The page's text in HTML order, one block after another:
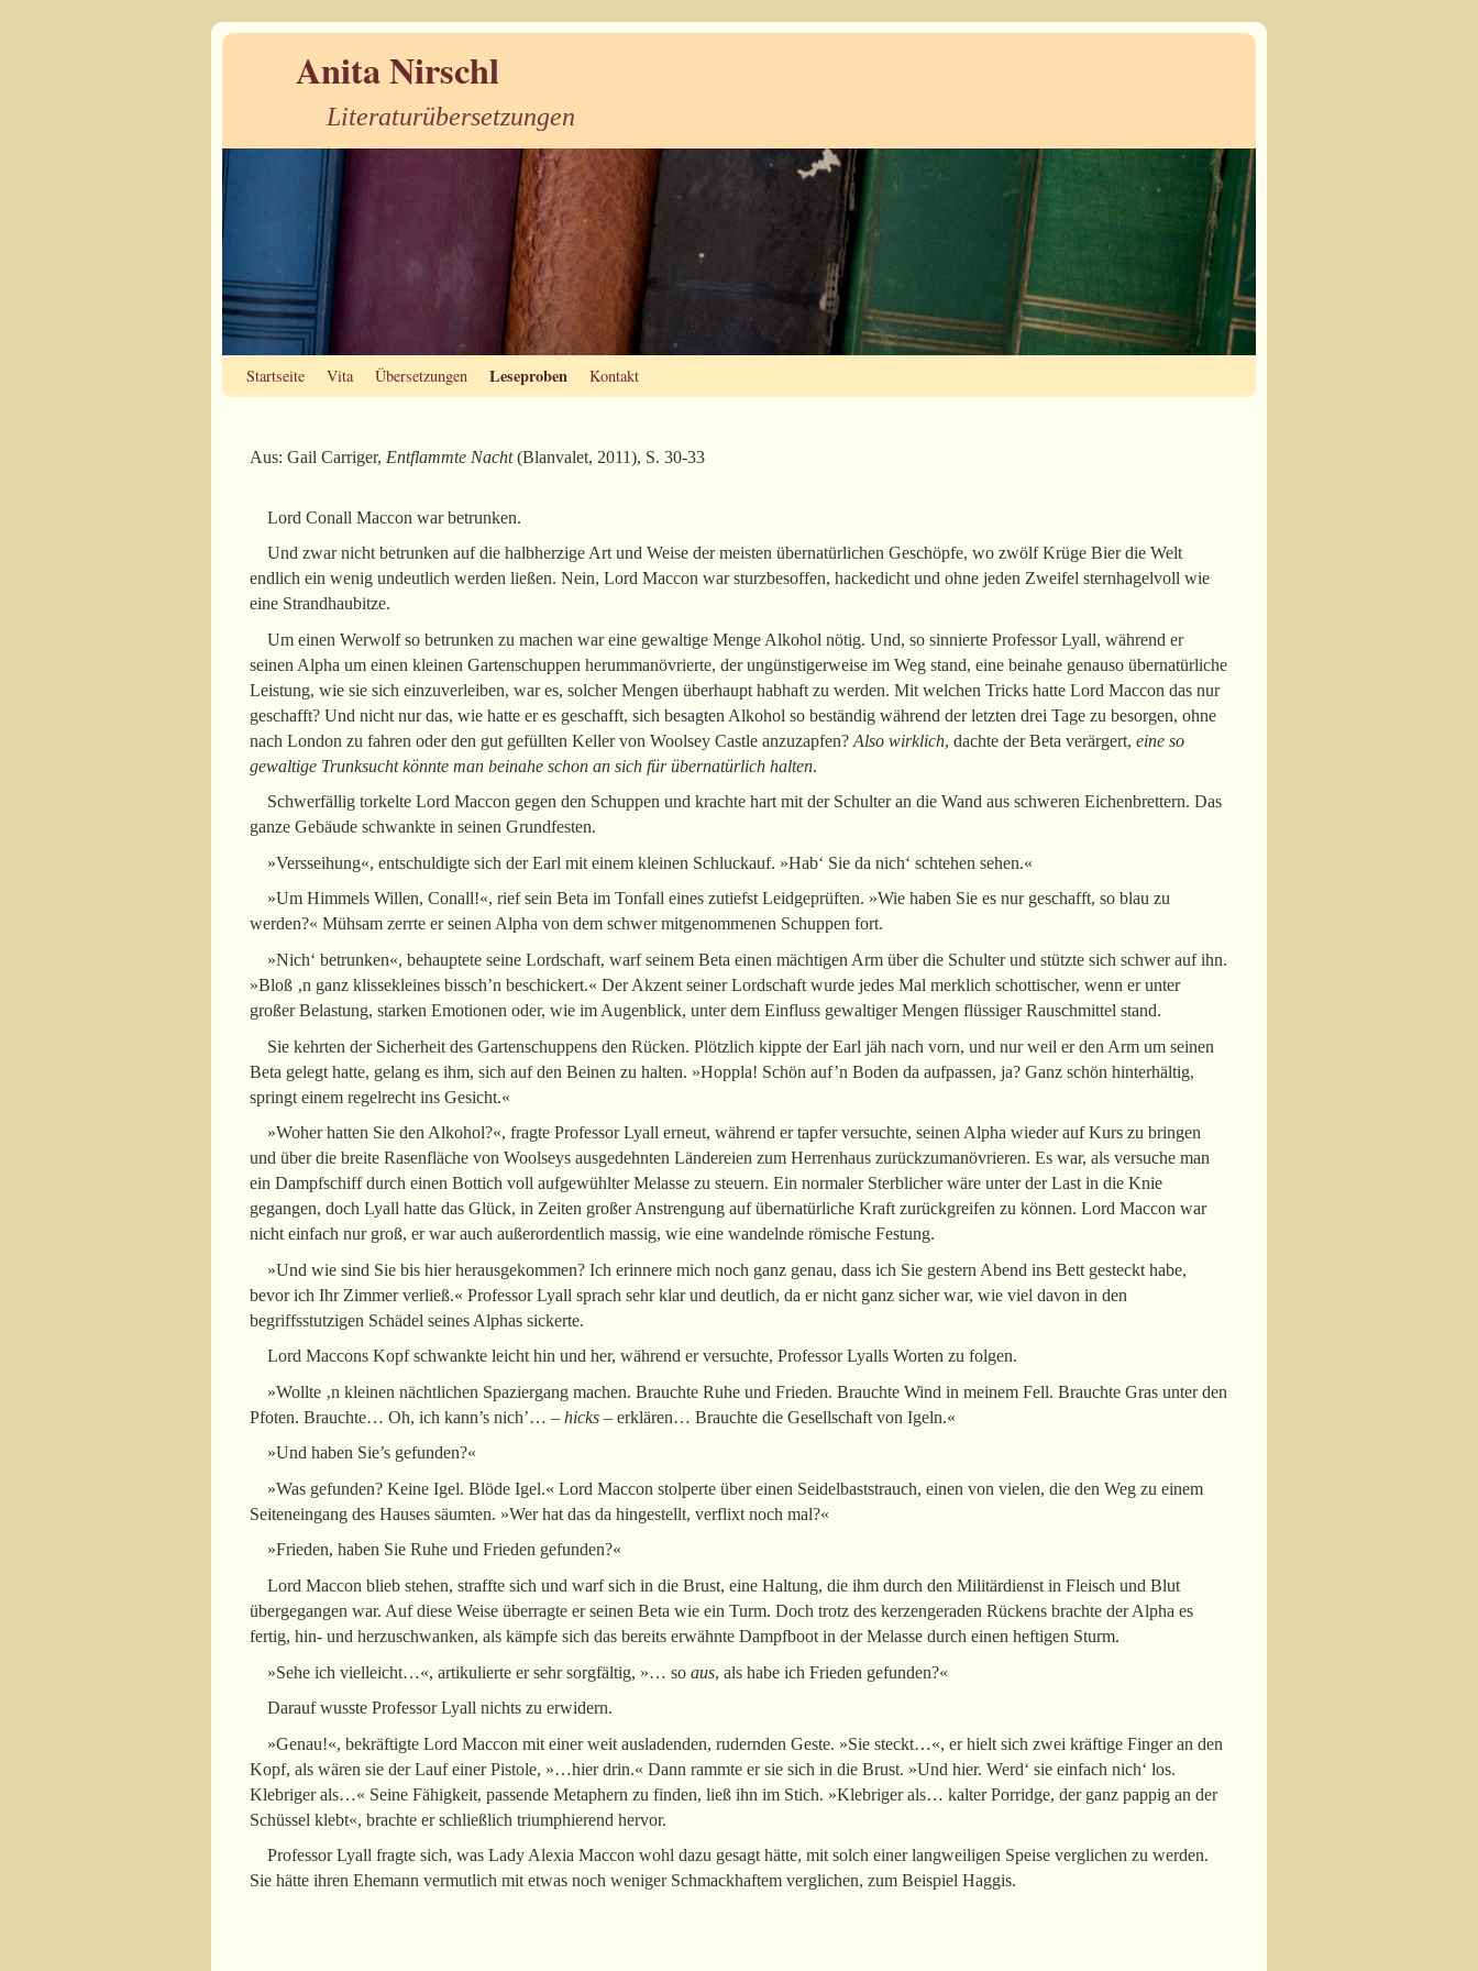
Anita Nirschl
Literaturübersetzungen
Zum sekundären Inhalt wechseln
Startseite Vita Übersetzungen Leseproben Kontakt
Aus: Gail Carriger, Entflammte Nacht(Blanvalet, 2011), S. 30-33
Lord Conall Maccon war betrunken.
Und zwar nicht betrunken auf die halbherzige Art und Weise der meisten übernatürlichen Geschöpfe, wo zwölf Krüge Bier die Welt
endlich ein wenig undeutlich werden ließen. Nein, Lord Maccon war sturzbesoffen, hackedicht und ohne jeden Zweifel sternhagelvoll wie
eine Strandhaubitze.
Um einen Werwolf so betrunken zu machen war eine gewaltige Menge Alkohol nötig. Und, so sinnierte Professor Lyall, während er
seinen Alpha um einen kleinen Gartenschuppen herummanövrierte, der ungünstigerweise im Weg stand, eine beinahe genauso übernatürliche
Leistung, wie sie sich einzuverleiben, war es, solcher Mengen überhaupt habhaft zu werden. Mit welchen Tricks hatte Lord Maccon das nur
geschafft? Und nicht nur das, wie hatte er es geschafft, sich besagten Alkohol so beständig während der letzten drei Tage zu besorgen, ohne
nach London zu fahren oder den gut gefüllten Keller von Woolsey Castle anzuzapfen? Also wirklich, dachte der Beta verärgert, eine so
gewaltige Trunksucht könnte man beinahe schon an sich für übernatürlich halten.
Schwerfällig torkelte Lord Maccon gegen den Schuppen und krachte hart mit der Schulter an die Wand aus schweren Eichenbrettern. Das
ganze Gebäude schwankte in seinen Grundfesten.
»Versseihung«, entschuldigte sich der Earl mit einem kleinen Schluckauf. »Hab‘ Sie da nich‘ schtehen sehen.«
»Um Himmels Willen, Conall!«, rief sein Beta im Tonfall eines zutiefst Leidgeprüften. »Wie haben Sie es nur geschafft, so blau zu
werden?« Mühsam zerrte er seinen Alpha von dem schwer mitgenommenen Schuppen fort.
»Nich‘ betrunken«, behauptete seine Lordschaft, warf seinem Beta einen mächtigen Arm über die Schulter und stützte sich schwer auf ihn.
»Bloß ‚n ganz klissekleines bissch’n beschickert.« Der Akzent seiner Lordschaft wurde jedes Mal merklich schottischer, wenn er unter
großer Belastung, starken Emotionen oder, wie im Augenblick, unter dem Einfluss gewaltiger Mengen flüssiger Rauschmittel stand.
Sie kehrten der Sicherheit des Gartenschuppens den Rücken. Plötzlich kippte der Earl jäh nach vorn, und nur weil er den Arm um seinen
Beta gelegt hatte, gelang es ihm, sich auf den Beinen zu halten. »Hoppla! Schön auf’n Boden da aufpassen, ja? Ganz schön hinterhältig,
springt einem regelrecht ins Gesicht.«
»Woher hatten Sie den Alkohol?«, fragte Professor Lyall erneut, während er tapfer versuchte, seinen Alpha wieder auf Kurs zu bringen
und über die breite Rasenfläche von Woolseys ausgedehnten Ländereien zum Herrenhaus zurückzumanövrieren. Es war, als versuche man
ein Dampfschiff durch einen Bottich voll aufgewühlter Melasse zu steuern. Ein normaler Sterblicher wäre unter der Last in die Knie
gegangen, doch Lyall hatte das Glück, in Zeiten großer Anstrengung auf übernatürliche Kraft zurückgreifen zu können. Lord Maccon war
nicht einfach nur groß, er war auch außerordentlich massig, wie eine wandelnde römische Festung.
»Und wie sind Sie bis hier herausgekommen? Ich erinnere mich noch ganz genau, dass ich Sie gestern Abend ins Bett gesteckt habe,
bevor ich Ihr Zimmer verließ.« Professor Lyall sprach sehr klar und deutlich, da er nicht ganz sicher war, wie viel davon in den
begriffsstutzigen Schädel seines Alphas sickerte.
Lord Maccons Kopf schwankte leicht hin und her, während er versuchte, Professor Lyalls Worten zu folgen.
»Wollte ‚n kleinen nächtlichen Spaziergang machen. Brauchte Ruhe und Frieden. Brauchte Wind in meinem Fell. Brauchte Gras unter den
Pfoten. Brauchte… Oh, ich kann’s nich’… – hicks – erklären… Brauchte die Gesellschaft von Igeln.«
»Und haben Sie’s gefunden?«
»Was gefunden? Keine Igel. Blöde Igel.« Lord Maccon stolperte über einen Seidelbaststrauch, einen von vielen, die den Weg zu einem
Seiteneingang des Hauses säumten. »Wer hat das da hingestellt, verflixt noch mal?«
»Frieden, haben Sie Ruhe und Frieden gefunden?«
Lord Maccon blieb stehen, straffte sich und warf sich in die Brust, eine Haltung, die ihm durch den Militärdienst in Fleisch und Blut
übergegangen war. Auf diese Weise überragte er seinen Beta wie ein Turm. Doch trotz des kerzengeraden Rückens brachte der Alpha es
fertig, hin- und herzuschwanken, als kämpfe sich das bereits erwähnte Dampfboot in der Melasse durch einen heftigen Sturm.
»Sehe ich vielleicht…«, artikulierte er sehr sorgfältig, »… so aus, als habe ich Frieden gefunden?«
Darauf wusste Professor Lyall nichts zu erwidern.
»Genau!«, bekräftigte Lord Maccon mit einer weit ausladenden, rudernden Geste. »Sie steckt…«, er hielt sich zwei kräftige Finger an den
Kopf, als wären sie der Lauf einer Pistole, »…hier drin.« Dann rammte er sie sich in die Brust. »Und hier. Werd‘ sie einfach nich‘ los.
Klebriger als…« Seine Fähigkeit, passende Metaphern zu finden, ließ ihn im Stich. »Klebriger als… kalter Porridge, der ganz pappig an der
Schüssel klebt«, brachte er schließlich triumphierend hervor.
Professor Lyall fragte sich, was Lady Alexia Maccon wohl dazu gesagt hätte, mit solch einer langweiligen Speise verglichen zu werden.
Sie hätte ihren Ehemann vermutlich mit etwas noch weniger Schmackhaftem verglichen, zum Beispiel Haggis.